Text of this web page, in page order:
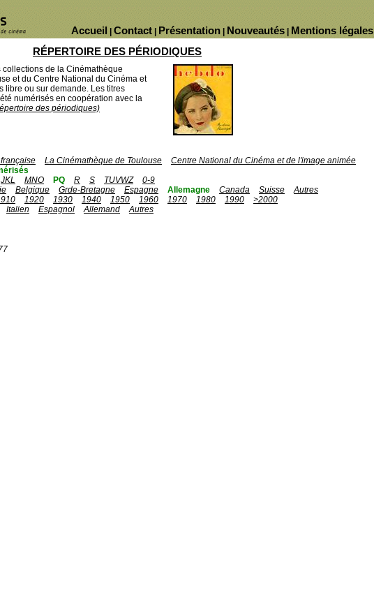
Mentions légales
Nouveautés
Présentation
Contact
Accueil
RÉPERTOIRE DES PÉRIODIQUES
de la Cinémathèque
et du Centre National du Cinéma et
libre ou sur demande. Les titres
numérisés en coopération avec la
des périodiques)
La Cinémathèque de Toulouse
Centre National du Cinéma et de l'image animée
JKL MNO PQ R S TUVWZ
0-9
Belgique Grde-Bretagne Espagne Allemagne Canada Suisse
Autres
1920 1930 1940 1950 1960 1970 1980 1990
>2000
Italien Espagnol Allemand
Autres